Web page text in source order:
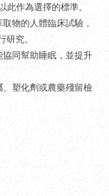
此作為選擇的標準。
物的人體臨床試驗，
究。
同幫助睡眠，並提升
塑化劑或農藥殘留檢